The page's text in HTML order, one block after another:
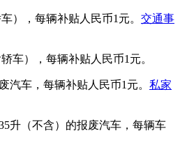
），每辆补贴人民币1元。 交通事
车），每辆补贴人民币1元。
汽车，每辆补贴人民币1元。 私家
升（不含）的报废汽车，每辆车